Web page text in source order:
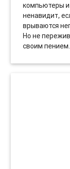
компьютеры
ненавидит,
врываются
Но не
своим